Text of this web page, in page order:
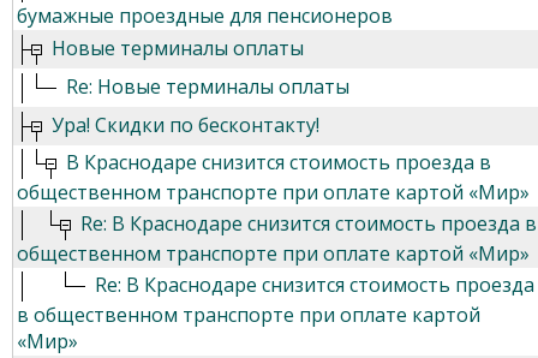
бумажные проездные для пенсионеров
Новые терминалы оплаты
Re: Новые терминалы оплаты
Ура! Скидки по бесконтакту!
В Краснодаре снизится стоимость проезда в
общественном транспорте при оплате картой «Мир»
Re: В Краснодаре снизится стоимость проезда в
общественном транспорте при оплате картой «Мир»
Re: В Краснодаре снизится стоимость проезда
в общественном транспорте при оплате картой
«Мир»